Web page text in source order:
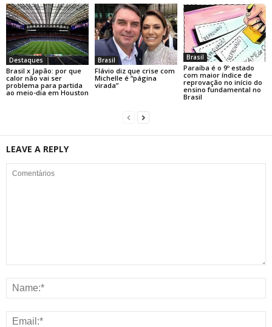
Destaques
Brasil x Japão: por que
calor não vai ser
problema para partida
ao meio-dia em Houston
Brasil
Flávio diz que crise com
Michelle é “página
virada”
Brasil
Paraíba é o 9º estado
com maior índice de
reprovação no início do
ensino fundamental no
Brasil
LEAVE A REPLY